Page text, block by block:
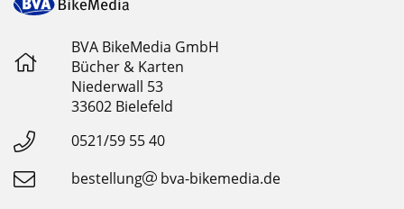
BVA BikeMedia GmbH
Bücher & Karten
Niederwall 53
33602 Bielefeld
0521/59 55 40
bestellung
bva-bikemedia.de